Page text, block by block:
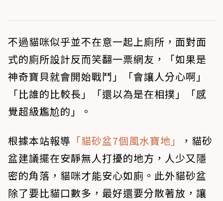
不過貓咪似乎並不在意一起上廁所，面對面
式的廁所設計反而笑翻一票網友，「如果是
神奇寶貝就會開始戰鬥」「會讓人分心啊」
「比誰的比較長」「還以為是在相撲」「感
覺超級尷尬的」。
根據本站報導 「貓砂盆7個風水寶地」
，貓砂
盆建議擺在安靜無人打擾的地方，人少又隱
密的角落，貓咪才能安心如廁。此外貓砂盆
除了要比貓口數多，最好還要分散著放，讓